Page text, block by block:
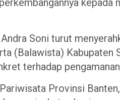
kepada
Soni turut
(Balawista) Kabupaten
terhadap
Provinsi